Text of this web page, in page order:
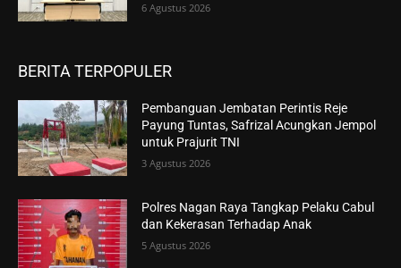
6 Agustus 2026
BERITA TERPOPULER
Pembanguan Jembatan Perintis Reje
Payung Tuntas, Safrizal Acungkan Jempol
untuk Prajurit TNI
3 Agustus 2026
Polres Nagan Raya Tangkap Pelaku Cabul
dan Kekerasan Terhadap Anak
5 Agustus 2026